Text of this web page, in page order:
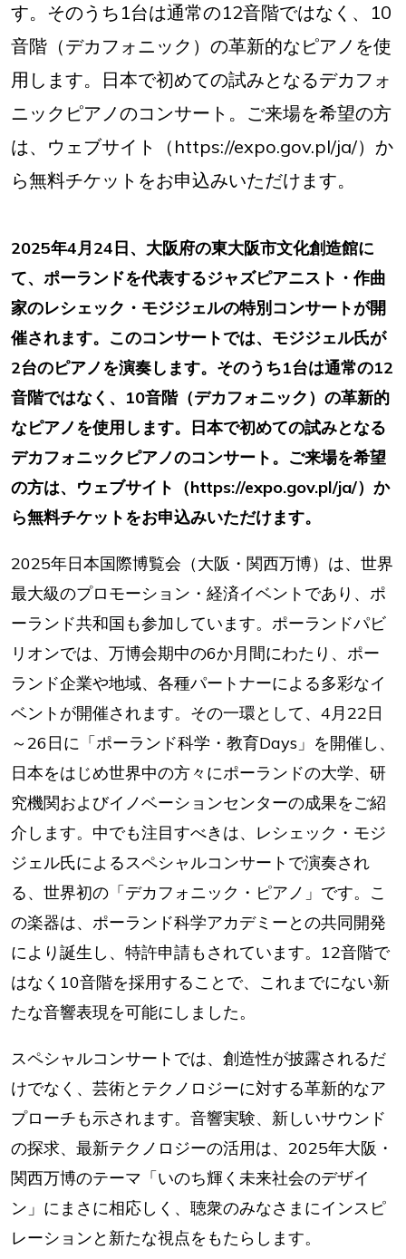
す。そのうち1台は通常の12音階ではなく、10
音階（デカフォニック）の革新的なピアノを使
用します。日本で初めての試みとなるデカフォ
ニックピアノのコンサート。ご来場を希望の方
は、ウェブサイト（https://expo.gov.pl/ja/）か
ら無料チケットをお申込みいただけます。
2025年4月24日、大阪府の東大阪市文化創造館に
て、ポーランドを代表するジャズピアニスト・作曲
家のレシェック・モジジェルの特別コンサートが開
催されます。このコンサートでは、モジジェル氏が
2台のピアノを演奏します。そのうち1台は通常の12
音階ではなく、10音階（デカフォニック）の革新的
なピアノを使用します。日本で初めての試みとなる
デカフォニックピアノのコンサート。ご来場を希望
の方は、ウェブサイト（https://expo.gov.pl/ja/）か
ら無料チケットをお申込みいただけます。
2025年日本国際博覧会（大阪・関西万博）は、世界
最大級のプロモーション・経済イベントであり、ポ
ーランド共和国も参加しています。ポーランドパビ
リオンでは、万博会期中の6か月間にわたり、ポー
ランド企業や地域、各種パートナーによる多彩なイ
ベントが開催されます。その一環として、4月22日
～26日に「ポーランド科学・教育Days」を開催し、
日本をはじめ世界中の方々にポーランドの大学、研
究機関およびイノベーションセンターの成果をご紹
介します。中でも注目すべきは、レシェック・モジ
ジェル氏によるスペシャルコンサートで演奏され
る、世界初の「デカフォニック・ピアノ」です。こ
の楽器は、ポーランド科学アカデミーとの共同開発
により誕生し、特許申請もされています。12音階で
はなく10音階を採用することで、これまでにない新
たな音響表現を可能にしました。
スペシャルコンサートでは、創造性が披露されるだ
けでなく、芸術とテクノロジーに対する革新的なア
プローチも示されます。音響実験、新しいサウンド
の探求、最新テクノロジーの活用は、2025年大阪・
関西万博のテーマ「いのち輝く未来社会のデザイ
ン」にまさに相応しく、聴衆のみなさまにインスピ
レーションと新たな視点をもたらします。